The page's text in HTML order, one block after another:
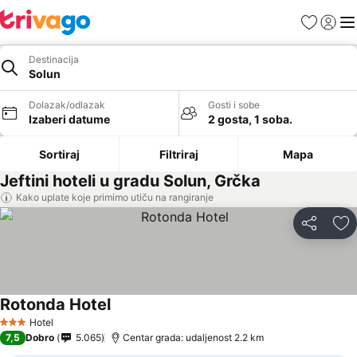
FavoritiPrijavi
Destinacija
Solun
Dolazak/odlazak
Izaberi datume
Gosti i sobe
2 gosta, 1 soba.
Sortiraj Filtriraj Mapa
Jeftini hoteli u gradu Solun, Grčka
Kako uplate koje primimo utiču na rangiranje
Deli
3 Zvezdice
Hotel
Rotonda Hotel
7,5 Dobro 5.065 Centar grada: udaljenost 2.2 km